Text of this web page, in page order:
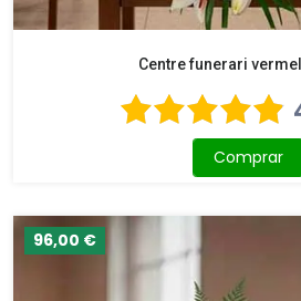
Centre funerari
Comprar
96,00 €